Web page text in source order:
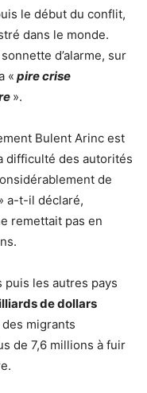
le début du conflit,
dans le monde.
d’alarme, sur
« pire crise
».
Bulent Arinc est
difficulté des autorités
de
a-t-il déclaré,
remettait pas en
les autres pays
de dollars
migrants
de 7,6 millions à fuir